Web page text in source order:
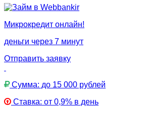
Микрокредит онлайн!
деньги через 7 минут
Отправить заявку
Сумма: до 15 000 рублей
Ставка: от 0,9% в день